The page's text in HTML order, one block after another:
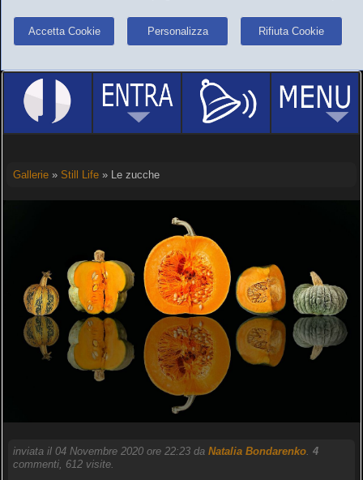
Accetta Cookie Personalizza Rifiuta Cookie
Gallerie» Still Life» Le zucche
inviata il 04 Novembre 2020 ore 22:23 da Natalia Bondarenko. 4
commenti, 612 visite.